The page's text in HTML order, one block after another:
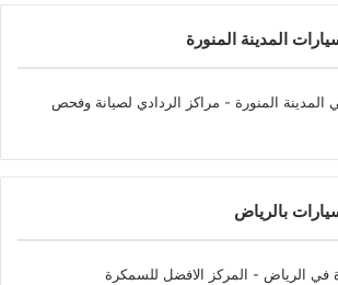
المدينة المنورة
المنورة - مراكز الردادي لصيانة وفحص
بالرياض
في الرياض - المركز الافضل للسمكرة